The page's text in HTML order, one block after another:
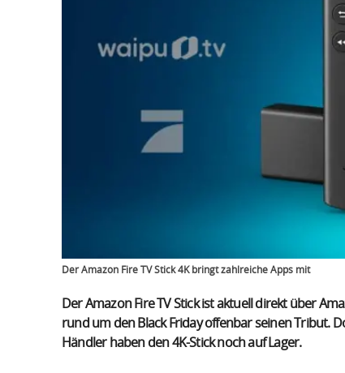
Der Amazon Fire TV Stick 4K bringt zahlreiche Apps mit
Der Amazon Fire TV Stick ist aktuell direkt über
rund um den Black Friday offenbar seinen Tribut.
Händler haben den 4K-Stick noch auf Lager.